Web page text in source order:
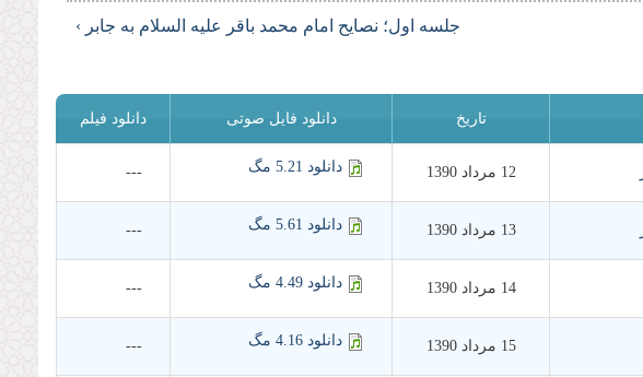
جلسه اول؛ نصایح امام محمد باقر علیه‌ السلام به جابر ›
تاریخ دانلود فایل صوتی دانلود فیلم
12 مرداد 1390 دانلود 5.21 مگ ---
13 مرداد 1390 دانلود 5.61 مگ ---
14 مرداد 1390 دانلود 4.49 مگ ---
15 مرداد 1390 دانلود 4.16 مگ ---